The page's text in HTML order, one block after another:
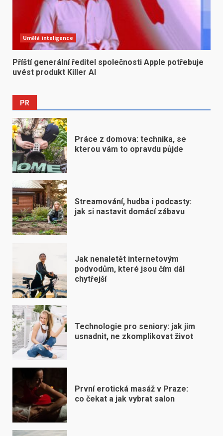
Umělá inteligence
Příští generální ředitel společnosti Apple potřebuje
uvést produkt Killer AI
PR
Práce z domova: technika, se
kterou vám to opravdu půjde
Streamování, hudba i podcasty:
jak si nastavit domácí zábavu
Jak nenaletět internetovým
podvodům, které jsou čím dál
chytřejší
Technologie pro seniory: jak jim
usnadnit, ne zkomplikovat život
První erotická masáž v Praze:
co čekat a jak vybrat salon